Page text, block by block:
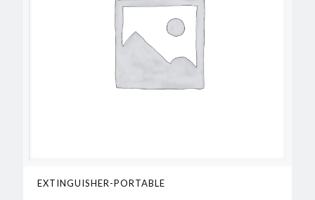
EXTINGUISHER-PORTABLE